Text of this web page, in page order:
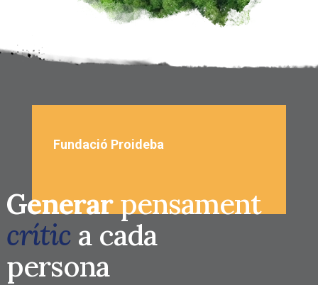
Fundació Proideba
Generarpensament
crític a cada
persona